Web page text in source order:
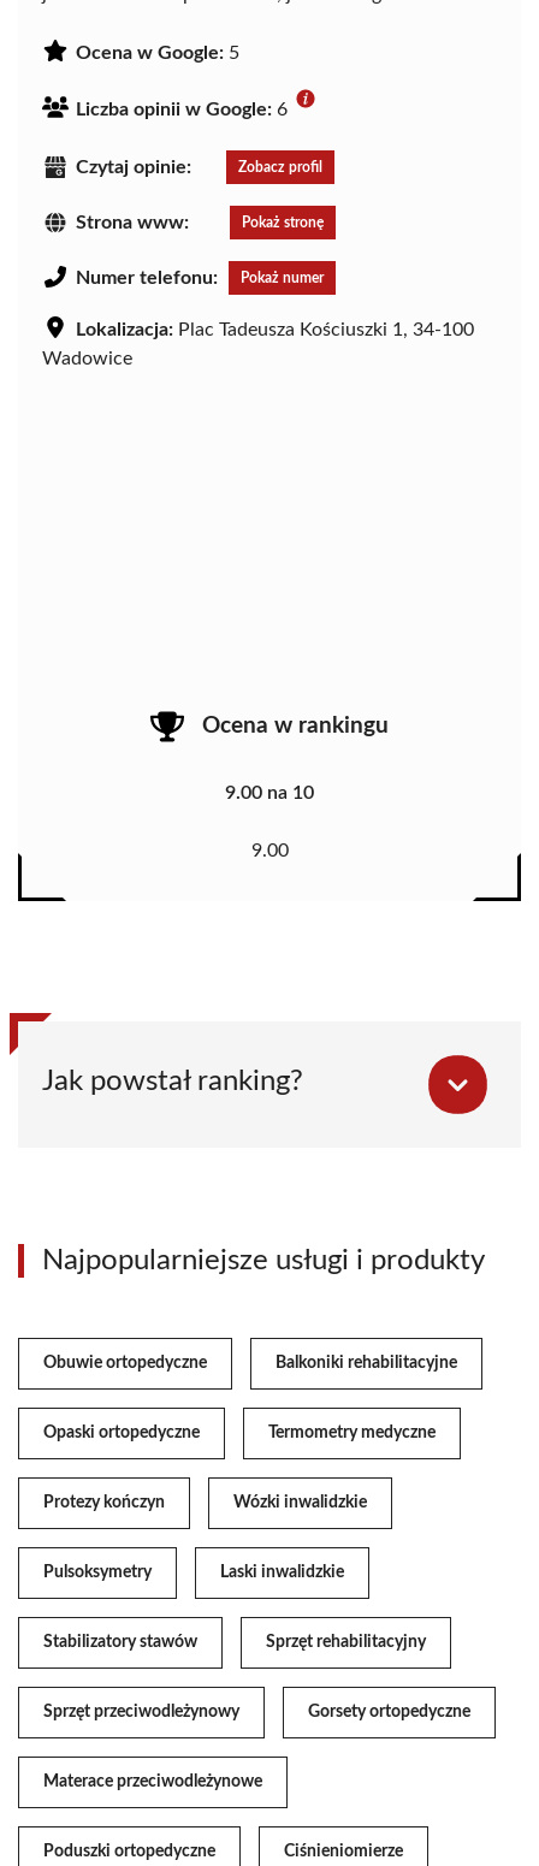
Ocena w Google: 5
Liczba opinii w Google: 6
Czytaj opinie: Zobacz profil
Strona www: Pokaż stronę
Numer telefonu: Pokaż numer
Lokalizacja: Plac Tadeusza Kościuszki 1, 34-100
Wadowice
Ocena w rankingu
9.00 na 10
9.00
Jak powstał ranking?
Najpopularniejsze usługi i produkty
Obuwie ortopedyczne Balkoniki rehabilitacyjne
Opaski ortopedyczne Termometry medyczne
Protezy kończyn Wózki inwalidzkie
Pulsoksymetry Laski inwalidzkie
Stabilizatory stawów Sprzęt rehabilitacyjny
Sprzęt przeciwodleżynowy Gorsety ortopedyczne
Materace przeciwodleżynowe
Poduszki ortopedyczne Ciśnieniomierze